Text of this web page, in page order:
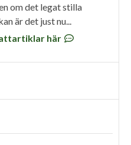
om det legat stilla
är det just nu...
här